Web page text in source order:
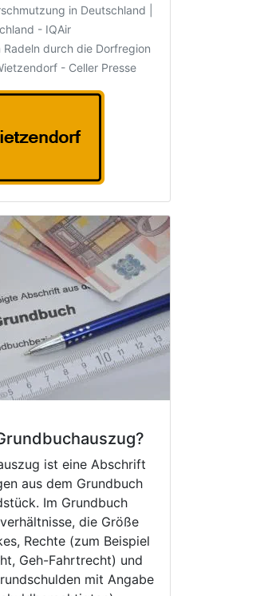
in Deutschland |
- IQAir
Radeln durch die Dorfregion
- Celler Presse
ist eine Abschrift
aus dem Grundbuch
Im Grundbuch
die Größe
Rechte (zum Beispiel
Geh-Fahrtrecht) und
mit Angabe